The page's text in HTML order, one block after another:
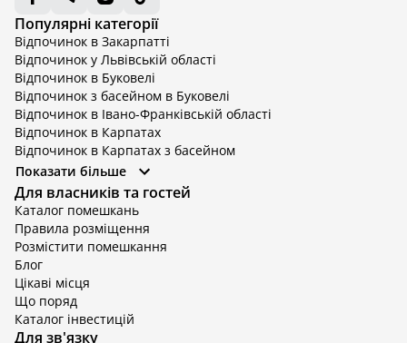
Популярні категорії
Відпочинок в Закарпатті
Відпочинок у Львівській області
Відпочинок в Буковелі
Відпочинок з басейном в Буковелі
Відпочинок в Івано-Франківській області
Відпочинок в Карпатах
Відпочинок в Карпатах з басейном
Відпочинок в Київській області
Відпочинок в Київській області з басейном
Відпочинок в Тернопільській області
Відпочинок у Вінницькій області
Відпочинок в Яремче
Відпочинок у Львівській області з басейном
Відпочинок з басейном в Тернопільській області
Показати більше
Для власників та гостей
Каталог помешкань
Правила розміщення
Розмістити помешкання
Блог
Цікаві місця
Що поряд
Каталог інвестицій
Для зв'язку